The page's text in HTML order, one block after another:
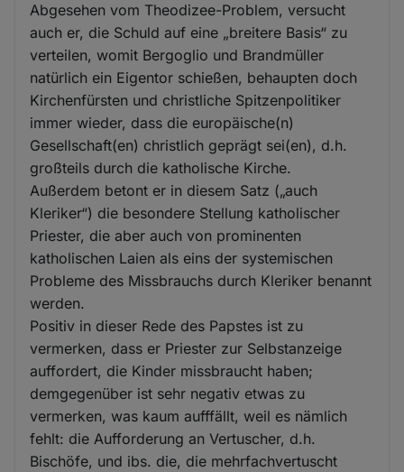
Abgesehen vom Theodizee-Problem, versucht
auch er, die Schuld auf eine „breitere Basis“ zu
verteilen, womit Bergoglio und Brandmüller
natürlich ein Eigentor schießen, behaupten doch
Kirchenfürsten und christliche Spitzenpolitiker
immer wieder, dass die europäische(n)
Gesellschaft(en) christlich geprägt sei(en), d.h.
großteils durch die katholische Kirche.
Außerdem betont er in diesem Satz („auch
Kleriker“) die besondere Stellung katholischer
Priester, die aber auch von prominenten
katholischen Laien als eins der systemischen
Probleme des Missbrauchs durch Kleriker benannt
werden.
Positiv in dieser Rede des Papstes ist zu
vermerken, dass er Priester zur Selbstanzeige
auffordert, die Kinder missbraucht haben;
demgegenüber ist sehr negativ etwas zu
vermerken, was kaum aufffällt, weil es nämlich
fehlt: die Aufforderung an Vertuscher, d.h.
Bischöfe, und ibs. die, die mehrfachvertuscht